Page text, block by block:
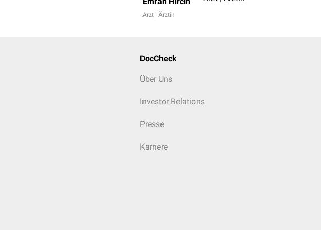
Arzt | Ärztin
DocCheck
Über Uns
Investor Relations
Presse
Karriere